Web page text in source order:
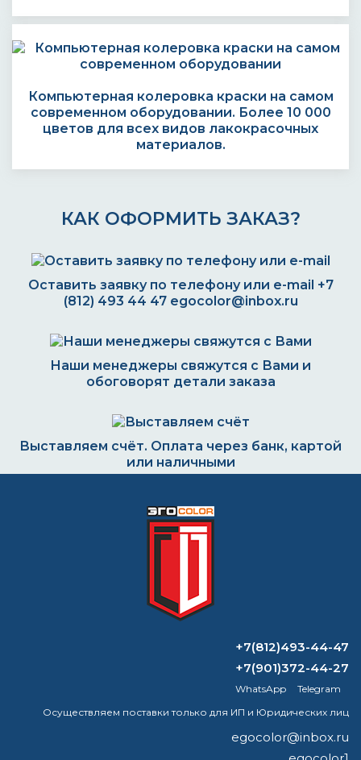
Компьютерная колеровка краски на самом
современном оборудовании. Более 10 000
цветов для всех видов лакокрасочных
материалов.
КАК ОФОРМИТЬ ЗАКАЗ?
Оставить заявку по телефону или e-mail +7
(812) 493 44 47 egocolor@inbox.ru
Наши менеджеры свяжутся с Вами и
обоговорят детали заказа
Выставляем счёт. Оплата через банк, картой
или наличными
Формируем заказ и отправляем транспортной
компанией
Каков расход Изолэп мастик?
не сможете подобрать краску для
+7(812)493-44-47
+7(901)372-44-27
WhatsApp
Telegram
Осуществляем поставки только для ИП и Юридических лиц
egocolor@inbox.ru